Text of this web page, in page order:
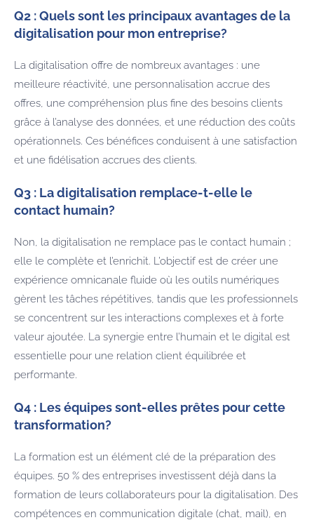
Q2 : Quels sont les principaux avantages de la
digitalisation pour mon entreprise?
La digitalisation offre de nombreux avantages : une
meilleure réactivité, une personnalisation accrue des
offres, une compréhension plus fine des besoins clients
grâce à l’analyse des données, et une réduction des coûts
opérationnels. Ces bénéfices conduisent à une satisfaction
et une fidélisation accrues des clients.
Q3 : La digitalisation remplace-t-elle le
contact humain?
Non, la digitalisation ne remplace pas le contact humain ;
elle le complète et l’enrichit. L’objectif est de créer une
expérience omnicanale fluide où les outils numériques
gèrent les tâches répétitives, tandis que les professionnels
se concentrent sur les interactions complexes et à forte
valeur ajoutée. La synergie entre l’humain et le digital est
essentielle pour une relation client équilibrée et
performante.
Q4 : Les équipes sont-elles prêtes pour cette
transformation?
La formation est un élément clé de la préparation des
équipes. 50 % des entreprises investissent déjà dans la
formation de leurs collaborateurs pour la digitalisation. Des
compétences en communication digitale (chat, mail), en